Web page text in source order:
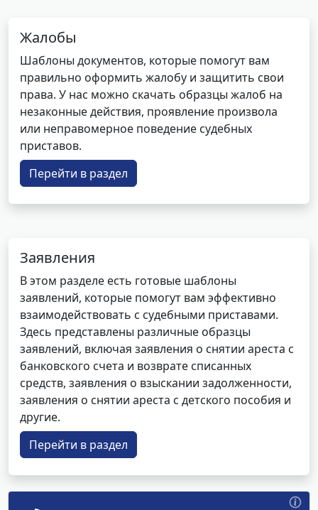
Жалобы
Шаблоны документов, которые помогут вам
правильно оформить жалобу и защитить свои
права. У нас можно скачать образцы жалоб на
незаконные действия, проявление произвола
или неправомерное поведение судебных
приставов.
Перейти в раздел
Заявления
В этом разделе есть готовые шаблоны
заявлений, которые помогут вам эффективно
взаимодействовать с судебными приставами.
Здесь представлены различные образцы
заявлений, включая заявления о снятии ареста с
банковского счета и возврате списанных
средств, заявления о взыскании задолженности,
заявления о снятии ареста с детского пособия и
другие.
Перейти в раздел